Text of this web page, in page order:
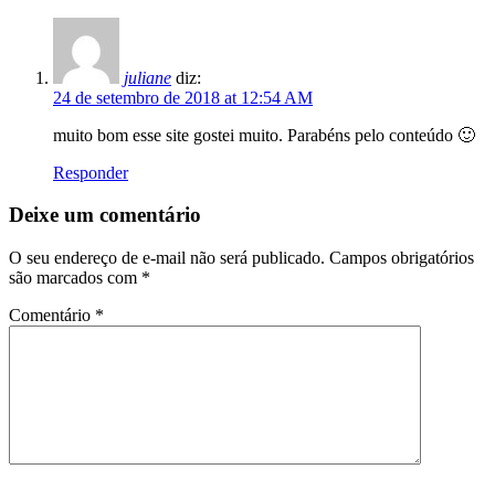
juliane diz:
24 de setembro de 2018 at 12:54 AM
muito bom esse site gostei muito. Parabéns pelo conteúdo 🙂
Responder
Deixe um comentário
O seu endereço de e-mail não será publicado. Campos obrigatórios
são marcados com *
Comentário *